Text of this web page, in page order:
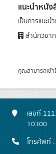
แนะนำหนั
เป็นการแนะ
สำนักวิชา
คุณสามารถเข้
เลขที่
10300
โทรศัพท์